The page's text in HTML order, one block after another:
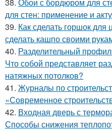
38. Обои с бордюром для
для стен: применение и
39. Как сделать горшок для
сделать кашпо своими
40. Разделительный
Что собой представляет
натяжных потолков?
41. Журналы по
«Современное
42. Входная дверь с
Способы снижения